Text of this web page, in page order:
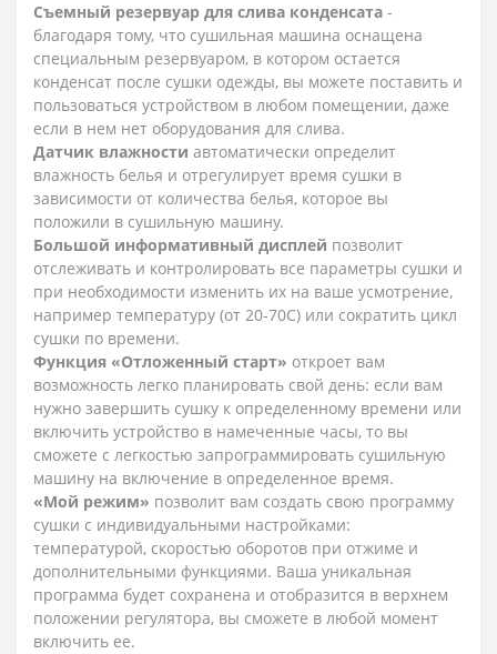
Съемный резервуар для слива конденсата -
благодаря тому, что сушильная машина оснащена
специальным резервуаром, в котором остается
конденсат после сушки одежды, вы можете поставить и
пользоваться устройством в любом помещении, даже
если в нем нет оборудования для слива.
Датчик влажности автоматически определит
влажность белья и отрегулирует время сушки в
зависимости от количества белья, которое вы
положили в сушильную машину.
Большой информативный дисплей позволит
отслеживать и контролировать все параметры сушки и
при необходимости изменить их на ваше усмотрение,
например температуру (от 20-70С) или сократить цикл
сушки по времени.
Функция «Отложенный старт» откроет вам
возможность легко планировать свой день: если вам
нужно завершить сушку к определенному времени или
включить устройство в намеченные часы, то вы
сможете с легкостью запрограммировать сушильную
машину на включение в определенное время.
«Мой режим» позволит вам создать свою программу
сушки с индивидуальными настройками:
температурой, скоростью оборотов при отжиме и
дополнительными функциями. Ваша уникальная
программа будет сохранена и отобразится в верхнем
положении регулятора, вы сможете в любой момент
включить ее.